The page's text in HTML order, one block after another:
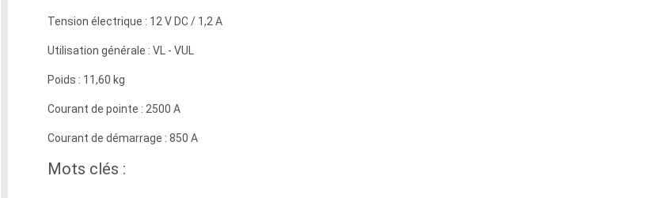
Tension électrique : 12 V DC / 1,2 A
Utilisation générale : VL - VUL
Poids : 11,60 kg
Courant de pointe : 2500 A
Courant de démarrage : 850 A
Mots clés :